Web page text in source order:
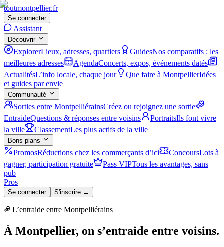
toutmontpellier.fr
Se connecter
Assistant
Découvrir
ExplorerLieux, adresses, quartiers GuidesNos comparatifs : les
meilleures adresses
AgendaConcerts, expos, événements datés
ActualitésL’info locale, chaque jour Que faire à MontpellierIdées
et guides par envie
Communauté
Sorties entre MontpelliérainsCréez ou rejoignez une sortie
EntraideQuestions & réponses entre voisins PortraitsIls font vivre
la ville
ClassementLes plus actifs de la ville
Bons plans
PromosRéductions chez les commerçants d’ici ConcoursLots à
gagner, participation gratuite
Pass VIPTous les avantages, sans
pub
Pros
Se connecter S'inscrire →
L’entraide entre Montpelliérains
À Montpellier, on s’entraide entre voisins.